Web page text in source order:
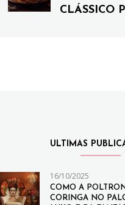
CLÁSSICO
ULTIMAS
16/10/2025
COMO A
CORINGA NO